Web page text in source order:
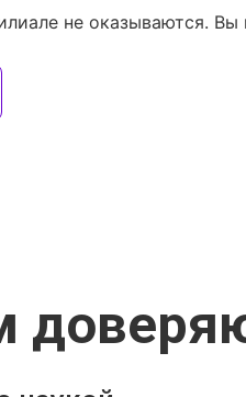
не оказываются.